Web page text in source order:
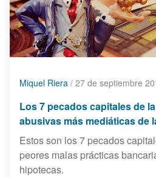
Miquel Riera / 27 de septiembre
Los 7 pecados capitales de
abusivas más mediáticas de
Estos son los 7 pecados
peores malas prácticas
hipotecas.